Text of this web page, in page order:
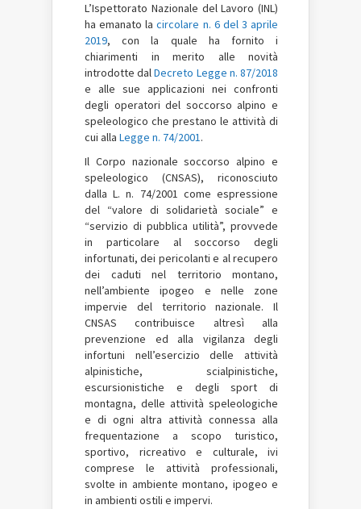
L’Ispettorato Nazionale del Lavoro (INL)
ha emanato lacircolare n. 6 del 3 aprile
2019, con la quale ha fornito i
chiarimenti in merito alle novità
introdotte dalDecreto Legge n. 87/2018
e alle sue applicazioni nei confronti
degli operatori del soccorso alpino e
speleologico che prestano le attività di
cui alla Legge n. 74/2001.
Il Corpo nazionale soccorso alpino e
speleologico (CNSAS), riconosciuto
dalla L. n. 74/2001 come espressione
del “valore di solidarietà sociale” e
“servizio di pubblica utilità”, provvede
in particolare al soccorso degli
infortunati, dei pericolanti e al recupero
dei caduti nel territorio montano,
nell’ambiente ipogeo e nelle zone
impervie del territorio nazionale. Il
CNSAS contribuisce altresì alla
prevenzione ed alla vigilanza degli
infortuni nell’esercizio delle attività
alpinistiche, scialpinistiche,
escursionistiche e degli sport di
montagna, delle attività speleologiche
e di ogni altra attività connessa alla
frequentazione a scopo turistico,
sportivo, ricreativo e culturale, ivi
comprese le attività professionali,
svolte in ambiente montano, ipogeo e
in ambienti ostili e impervi.